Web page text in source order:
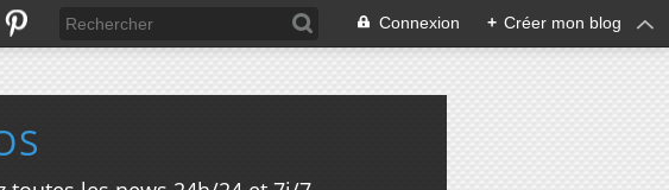
Connexion + Créer mon blog